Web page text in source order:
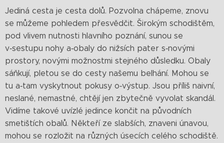
Jediná cesta je cesta dolů. Pozvolna chápeme, znovu
se můžeme pohledem přesvědčit. Širokým schodištěm,
pod vlivem nutnosti hlavního poznání, sunou se
v‑sestupu nohy a‑obaly do nižsích pater s‑novými
prostory, novými možnostmi stejného důsledku. Obaly
sáňkují, pletou se do cesty našemu belhání. Mohou se
tu a‑tam vyskytnout pokusy o‑výstup. Jsou příliš naivní,
neslané, nemastné, chtějí jen zbytečně vyvolat skandál.
Vidíme takové uvízlé jedince končit na původních
smetištích obalů. Někteří ze slabších, znaveni únavou,
mohou se rozložit na různých úsecích celého schodiště.